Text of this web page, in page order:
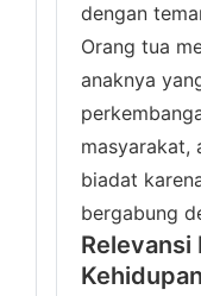
dengan
Orang tua
anaknya
masyarakat,
biadat
bergabung
Relevansi